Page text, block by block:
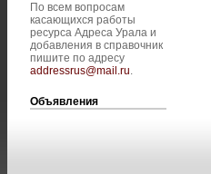
По всем вопросам
касающихся работы
ресурса Адреса Урала и
добавления в справочник
пишите по адресу
addressrus@mail.ru.
Объявления